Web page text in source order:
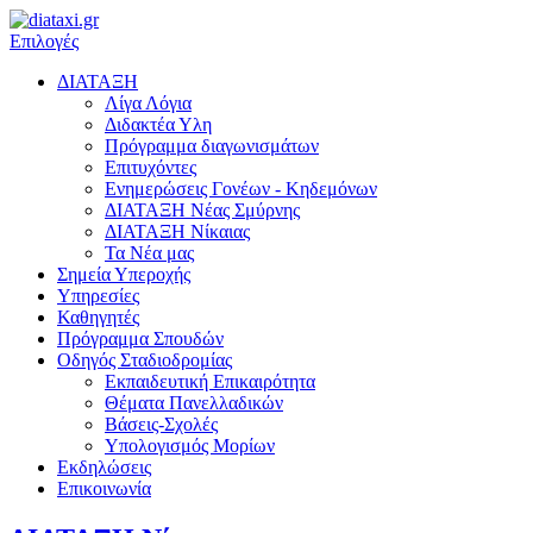
Επιλογές
ΔΙΑΤΑΞΗ
Λίγα Λόγια
Διδακτέα Υλη
Πρόγραμμα διαγωνισμάτων
Επιτυχόντες
Ενημερώσεις Γονέων - Κηδεμόνων
ΔΙΑΤΑΞΗ Νέας Σμύρνης
ΔΙΑΤΑΞΗ Nίκαιας
Τα Νέα μας
Σημεία Υπεροχής
Υπηρεσίες
Καθηγητές
Πρόγραμμα Σπουδών
Οδηγός Σταδιοδρομίας
Εκπαιδευτική Επικαιρότητα
Θέματα Πανελλαδικών
Βάσεις-Σχολές
Υπολογισμός Μορίων
Εκδηλώσεις
Επικοινωνία